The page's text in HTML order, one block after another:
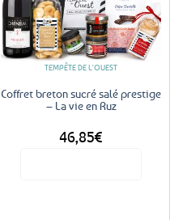
Ajouter
aux
favoris
TEMPÊTE DE L'OUEST
Coffret breton sucré salé prestige
– La vie en Ruz
46,85€